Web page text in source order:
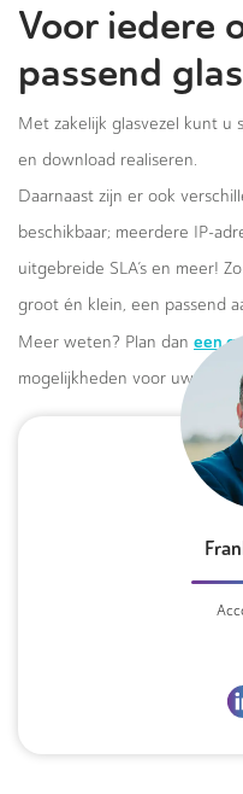
Voor iedere
passend
Met zakelijk glasvezel kunt u
en download realiseren.
Daarnaast zijn er ook
beschikbaar; meerdere IP-
uitgebreide SLA’s en meer!
groot én klein, een passend
Meer weten? Plan dan een
mogelijkheden voor uw